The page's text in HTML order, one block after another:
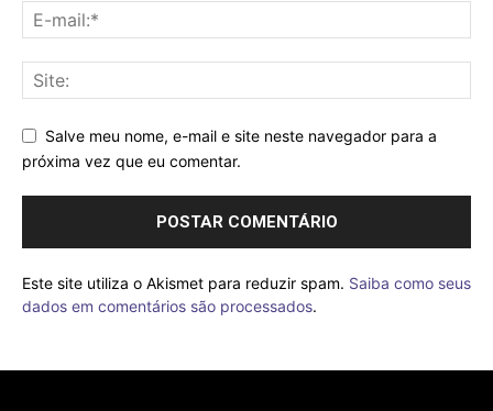
Salve meu nome, e-mail e site neste navegador para a
próxima vez que eu comentar.
Este site utiliza o Akismet para reduzir spam. Saiba como seus
dados em comentários são processados.